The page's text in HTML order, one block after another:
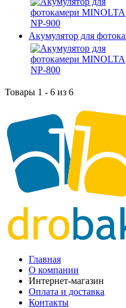
Акумулятор для
Товары 1 - 6 из 6
Главная
О компании
Интернет-магазин
Оплата и доставка
Контакты